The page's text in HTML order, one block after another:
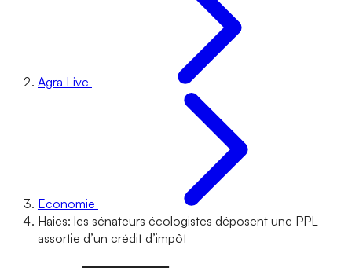
Agra Live
Economie
Haies: les sénateurs écologistes déposent une PPL
assortie d’un crédit d’impôt